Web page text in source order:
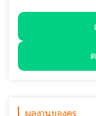
ผลงานของครู